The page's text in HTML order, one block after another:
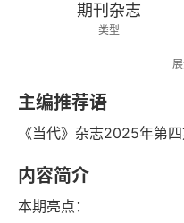
期刊杂志
类型
主编推荐语
《当代》杂志2025年第
内容简介
本期亮点：